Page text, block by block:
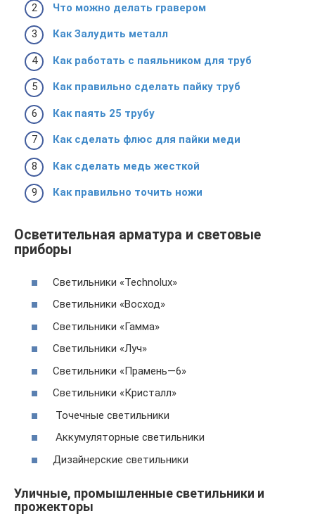
Что можно делать гравером
Как Залудить металл
Как работать с паяльником для труб
Как правильно сделать пайку труб
Как паять 25 трубу
Как сделать флюс для пайки меди
Как сделать медь жесткой
Как правильно точить ножи
Осветительная арматура и световые
приборы
Светильники «Technolux»
Светильники «Восход»
Светильники «Гамма»
Светильники «Луч»
Светильники «Прамень—6»
Светильники «Кристалл»
Точечные светильники
Аккумуляторные светильники
Дизайнерские светильники
Уличные, промышленные светильники и
прожекторы